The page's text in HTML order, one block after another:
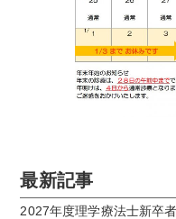
最新記事
2027年度理学療法士新卒